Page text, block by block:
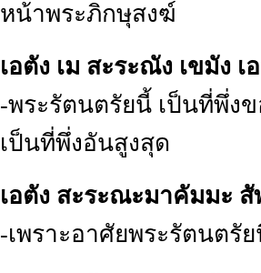
หน้าพระภิกษุสงฆ์
เอตัง เม สะระณัง เขมัง
-พระรัตนตรัยนี้ เป็นที่พึ่ง
เป็นที่พึ่งอันสูงสุด
เอตัง สะระณะมาคัมมะ
-เพราะอาศัยพระรัตนตรั